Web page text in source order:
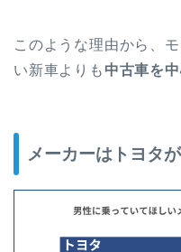
このような理由から、
い新車よりも 中古車を
メーカーはトヨタ